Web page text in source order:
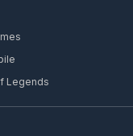
Legends